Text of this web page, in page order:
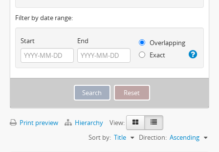
Filter by date range:
Start End
Overlapping
Exact
Print preview Hierarchy
View:
Sort by: Title Direction: Ascending